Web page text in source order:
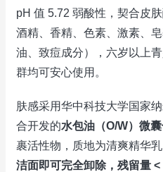
pH 值 5.72 弱酸性，契合皮肤
酒精、香精、色素、激素、
油、致痘成分），六岁以上
群均可安心使用。
肤感采用华中科技大学国家
合开发的水包油（O/W）微
裹活性物，质地为清爽精华乳
洁面即可完全卸除，残留量 <